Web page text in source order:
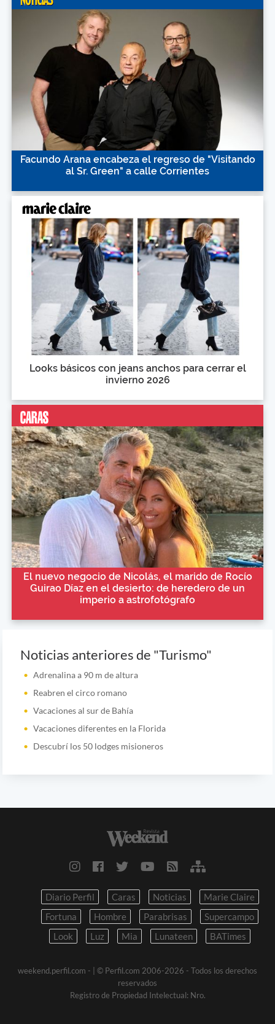
Facundo Arana encabeza el regreso de "Visitando
al Sr. Green" a calle Corrientes
Looks básicos con jeans anchos para cerrar el
invierno 2026
El nuevo negocio de Nicolás, el marido de Rocío
Guirao Díaz en el desierto: de heredero de un
imperio a astrofotógrafo
Noticias anteriores de "Turismo"
Adrenalina a 90 m de altura
Reabren el circo romano
Vacaciones al sur de Bahía
Vacaciones diferentes en la Florida
Descubrí los 50 lodges misioneros
Diario Perfil Caras Noticias
Marie Claire
Fortuna
Hombre Parabrisas
Supercampo
Look
Luz Mia Lunateen BATimes
weekend.perfil.com - | © Perfil.com 2006-2026 - Todos los derechos
reservados
Registro de Propiedad Intelectual: Nro.